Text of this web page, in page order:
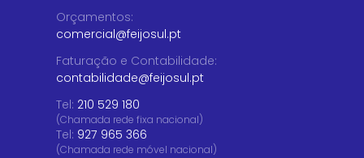
Orçamentos:
comercial@feijosul.pt
Faturação e Contabilidade:
contabilidade@feijosul.pt
Tel: 210 529 180
(Chamada rede fixa nacional)
Tel: 927 965 366
(Chamada rede móvel nacional)